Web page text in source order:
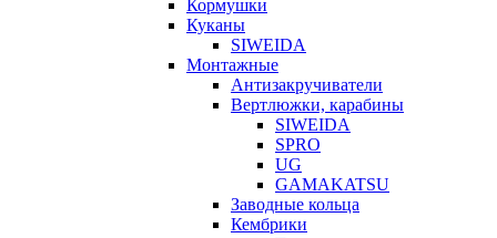
Кормушки
Куканы
SIWEIDA
Монтажные
Антизакручиватели
Вертлюжки, карабины
SIWEIDA
SPRO
UG
GAMAKATSU
Заводные кольца
Кембрики